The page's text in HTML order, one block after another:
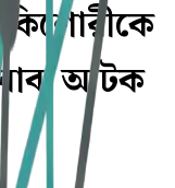
কিশোরীকে
আটক